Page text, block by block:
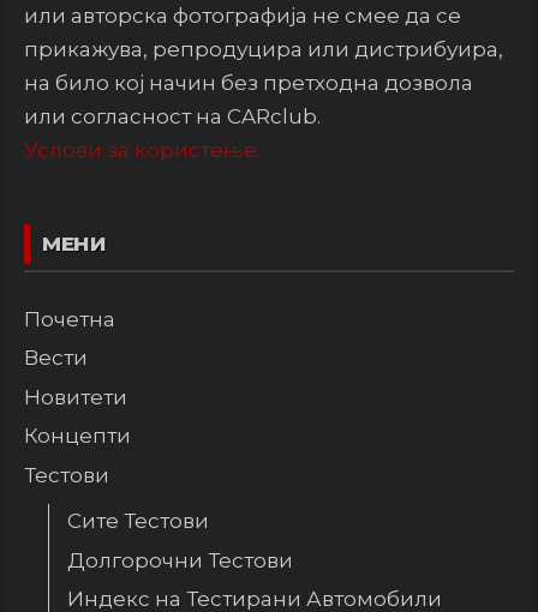
или авторска фотографија не смее да се
прикажува, репродуцира или дистрибуира,
на било кој начин без претходна дозвола
или согласност на CARclub.
Услови за користење.
МЕНИ
Почетна
Вести
Новитети
Концепти
Тестови
Сите Тестови
Долгорочни Тестови
Индекс на Тестирани Автомобили